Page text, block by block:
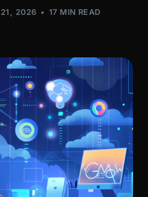
21, 2026 17 MIN READ